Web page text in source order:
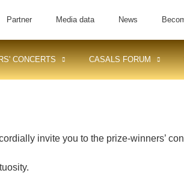
Partner Media data News
CONCERTS CASALS FORUM
invite you to the prize-winners’